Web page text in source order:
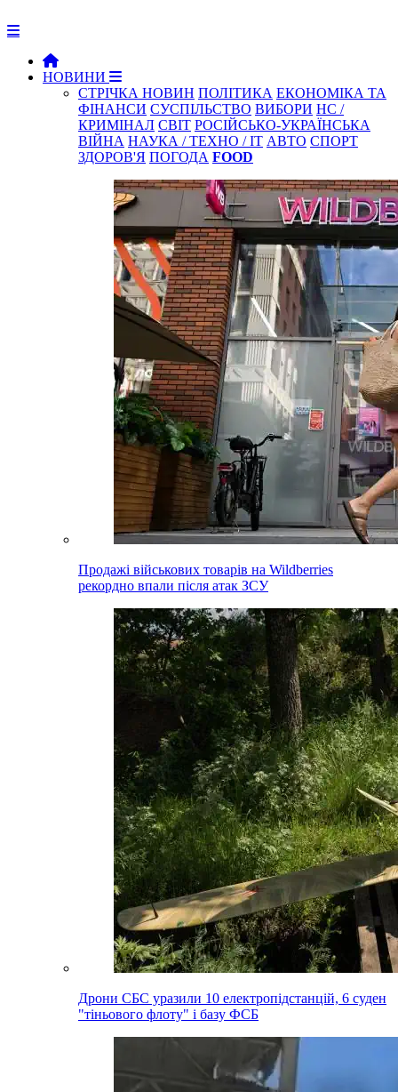
НОВИНИ
СТРІЧКА НОВИН ПОЛІТИКА ЕКОНОМІКА ТА
ФІНАНСИ СУСПІЛЬСТВО ВИБОРИ НС /
КРИМІНАЛ СВІТ РОСІЙСЬКО-УКРАЇНСЬКА
ВІЙНА НАУКА / ТЕХНО / IT АВТО СПОРТ
ЗДОРОВ'Я ПОГОДА FOOD
Продажі військових товарів на Wildberries
рекордно впали після атак ЗСУ
Дрони СБС уразили 10 електропідстанцій, 6 суден
"тіньового флоту" і базу ФСБ